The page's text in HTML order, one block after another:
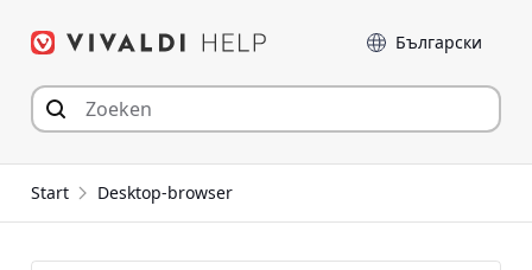
naar
Taal
Start Desktop-browser